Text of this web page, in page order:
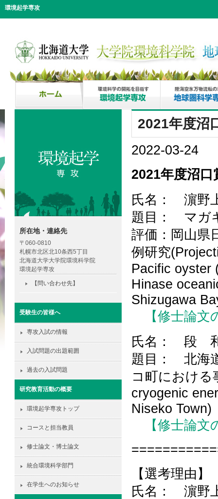
環境起学専攻
2021年度沼
2022-03-24
2021年度沼口
氏名： 濵野
題目： マガ
評価：岡山県
例研究
Pacific oyster
Hinase
Shizugawa
【修士論文
氏名： 段
題目： 北海
コ町における
cryogenic
Niseko Town)
【修士論文
【選考理由】
氏名： 濵野
所在地・連絡先
〒060-0810
札幌市北区北10条西5丁目
北海道大学大学院環境科学院
環境起学専攻
【問い合わせ先】
受験生の皆様へ
専攻入試の情報
入試問題の出題範囲
過去の入試問題
研究教育活動の概要
環境起学専攻トップ
コースと担当教員
修士論文・博士論文
統合環境科学部門
在学生へのお知らせ